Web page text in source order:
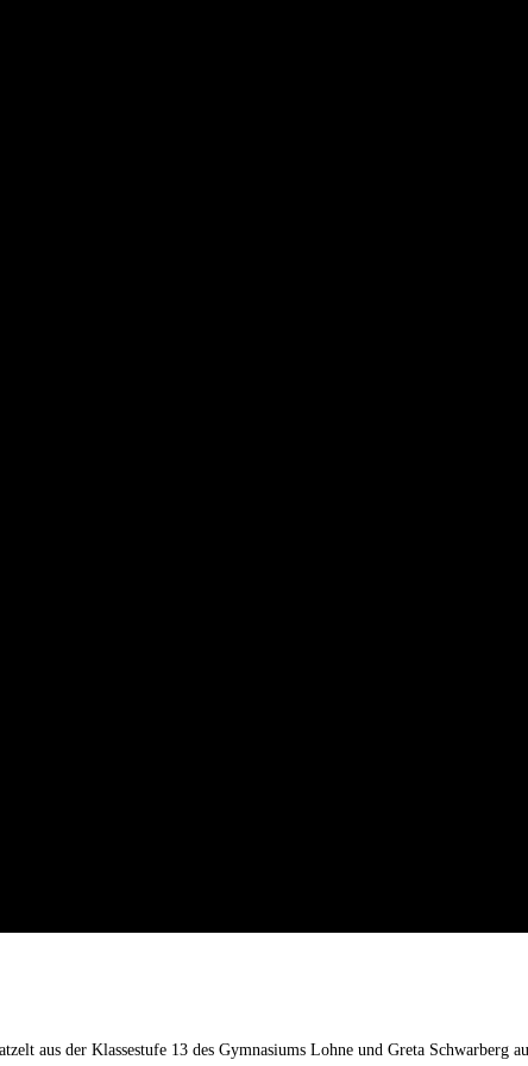
aus der Klassestufe 13 des Gymnasiums Lohne und Greta Schwarberg